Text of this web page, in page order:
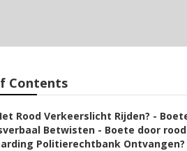
Contents
Rood Verkeerslicht Rijden? -
Betwisten - Boete door
Politierechtbank Ontvangen?